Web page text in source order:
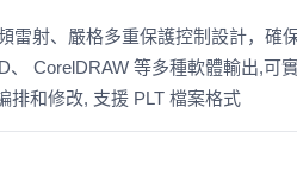
雷射、嚴格多重保護控制設計，確
CorelDRAW 等多種軟體輸出,可
排和修改, 支援 PLT 檔案格式